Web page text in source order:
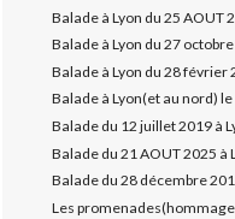
Balade à Lyon du 25 AOUT
Balade à Lyon du 27
Balade à Lyon du 28 février
Balade à Lyon(et au nord)
Balade du 12 juillet 2019 à
Balade du 21 AOUT 2025 à
Balade du 28 décembre
Les